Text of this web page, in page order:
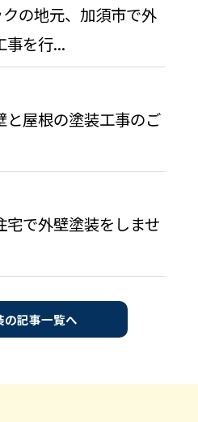
の地元、加須市で外
事を行...
屋根の塗装工事のご
宅で外壁塗装をしませ
の記事一覧へ